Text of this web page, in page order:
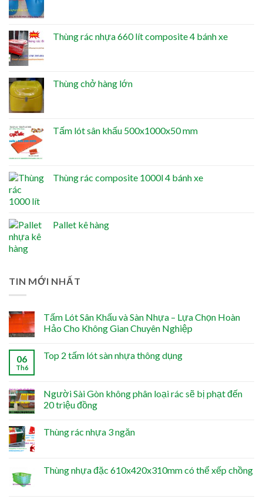
Thùng rác nhựa 660 lít composite 4 bánh xe
Thùng chở hàng lớn
Tấm lót sân khấu 500x1000x50 mm
Thùng rác composite 1000l 4 bánh xe
Pallet kê hàng
TIN MỚI NHẤT
Tấm Lót Sân Khấu và Sàn Nhựa – Lựa Chọn Hoàn
Hảo Cho Không Gian Chuyên Nghiệp
06
Th6
Top 2 tấm lót sàn nhựa thông dụng
Người Sài Gòn không phân loại rác sẽ bị phạt đến
20 triệu đồng
Thùng rác nhựa 3 ngăn
Thùng nhựa đặc 610x420x310mm có thể xếp chồng